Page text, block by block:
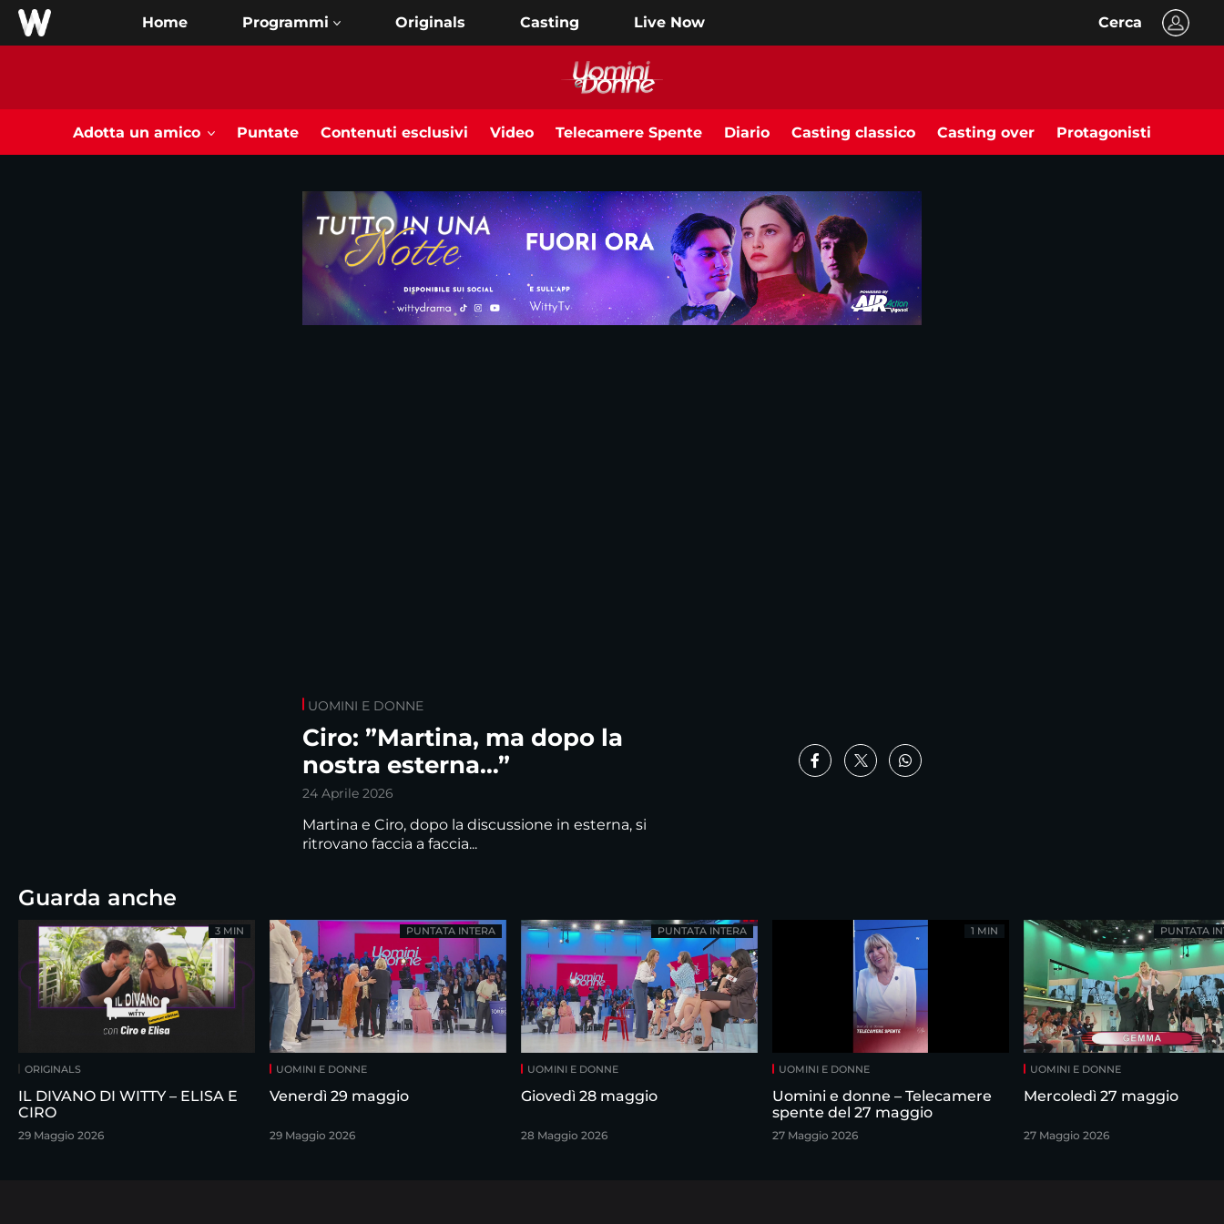
Home Originals Casting Live Now Cerca
Adotta un amico Puntate Contenuti esclusivi Video Telecamere Spente Diario Casting classico Casting over Protagonisti
UOMINI E DONNE
Ciro: ”Martina, ma dopo la
nostra esterna…”
24 Aprile 2026
Martina e Ciro, dopo la discussione in esterna, si
ritrovano faccia a faccia...
Guarda anche
ORIGINALS
IL DIVANO DI WITTY – ELISA E
CIRO
29 Maggio 2026
3 MIN
UOMINI E DONNE
Venerdì 29 maggio
29 Maggio 2026
PUNTATA INTERA
UOMINI E DONNE
Giovedì 28 maggio
28 Maggio 2026
PUNTATA INTERA
UOMINI E DONNE
Uomini e donne – Telecamere
spente del 27 maggio
27 Maggio 2026
1 MIN
UOMINI E DONNE
Mercoledì 27 maggio
27 Maggio 2026
PUNTATA